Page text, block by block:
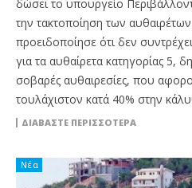
δώσει το υπουργείο
την τακτοποίηση των
προειδοποίησε ότι δεν
για τα αυθαίρετα κατηγορίας 5,
σοβαρές αυθαιρεσίες, που
τουλάχιστον κατά 40% στην
ΔΙΑΒΆΣΤΕ ΠΕΡΙΣΣΌΤΕΡΑ
Νέα